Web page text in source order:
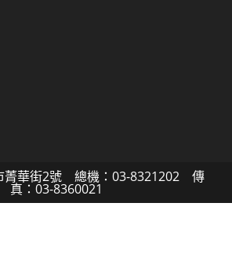
菁華街2號 總機：03-8321202 傳
真：03-8360021